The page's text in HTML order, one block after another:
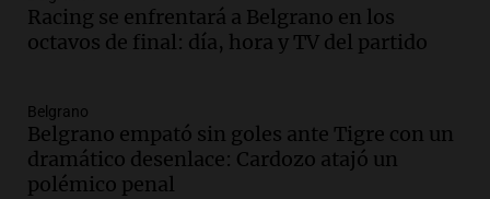
Audio.Córdoba jugará un papel clave en
la visita del Papa León XIV a Argentina
Audio.Boca se impone a Estudiantes
con gol de Azcácibar en un sólido
desempeño del equipo
Racing se enfrentará a Belgrano en los
octavos de final: día, hora y TV del partido
Belgrano
Belgrano empató sin goles ante Tigre con un
dramático desenlace: Cardozo atajó un
polémico penal